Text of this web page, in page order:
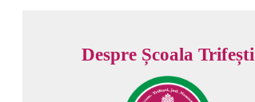
Despre Școala Trifești